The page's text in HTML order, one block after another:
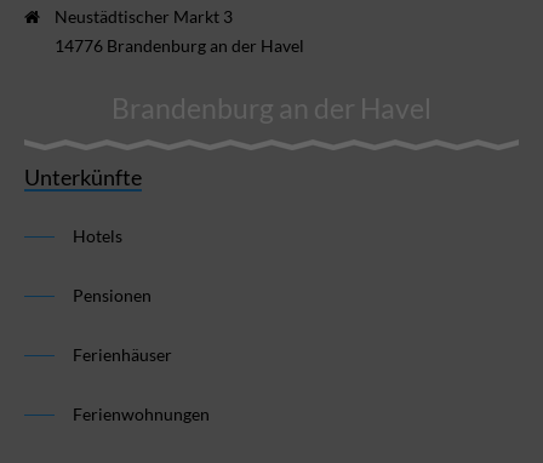
Neustädtischer Markt 3
14776 Brandenburg an der Havel
Brandenburg an der Havel
Unterkünfte
Hotels
Pensionen
Ferienhäuser
Ferienwohnungen